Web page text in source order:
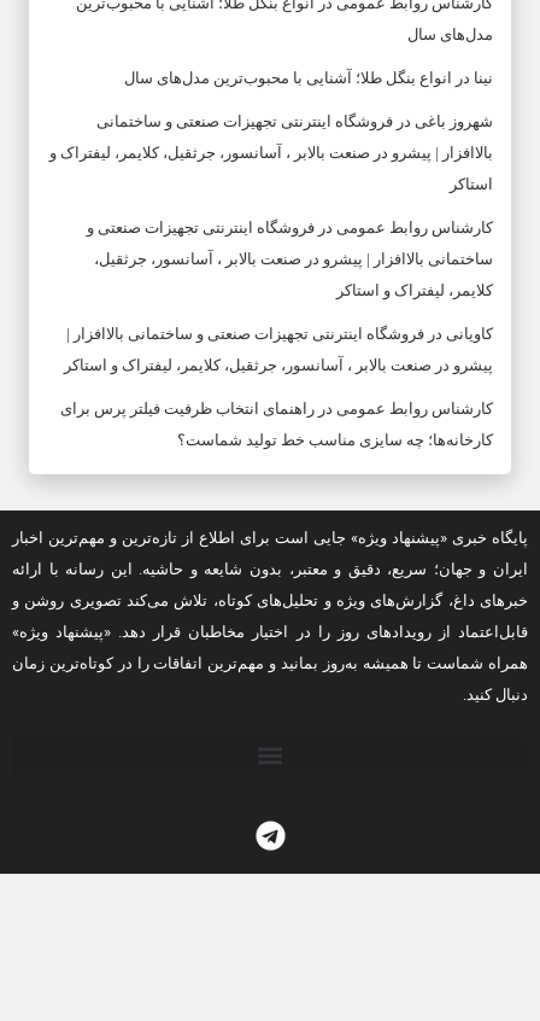
مدل‌های سال
نینا در انواع بنگل طلا؛ آشنایی با محبوب‌ترین مدل‌های سال
شهروز باغی در فروشگاه اینترنتی تجهیزات صنعتی و ساختمانی
بالاافزار | پیشرو در صنعت بالابر ، آسانسور، جرثقیل، کلایمر، لیفتراک و
استاکر
کارشناس روابط عمومی در فروشگاه اینترنتی تجهیزات صنعتی و
ساختمانی بالاافزار | پیشرو در صنعت بالابر ، آسانسور، جرثقیل،
کلایمر، لیفتراک و استاکر
کاویانی در فروشگاه اینترنتی تجهیزات صنعتی و ساختمانی بالاافزار |
پیشرو در صنعت بالابر ، آسانسور، جرثقیل، کلایمر، لیفتراک و استاکر
کارشناس روابط عمومی در راهنمای انتخاب ظرفیت فیلتر پرس برای
کارخانه‌ها؛ چه سایزی مناسب خط تولید شماست؟
پایگاه خبری «پیشنهاد ویژه» جایی است برای اطلاع از تازه‌ترین و مهم‌ترین اخبار
ایران و جهان؛ سریع، دقیق و معتبر، بدون شایعه و حاشیه. این رسانه با ارائه
خبرهای داغ، گزارش‌های ویژه و تحلیل‌های کوتاه، تلاش می‌کند تصویری روشن و
قابل‌اعتماد از رویدادهای روز را در اختیار مخاطبان قرار دهد. «پیشنهاد ویژه»
همراه شماست تا همیشه به‌روز بمانید و مهم‌ترین اتفاقات را در کوتاه‌ترین زمان
دنبال کنید.